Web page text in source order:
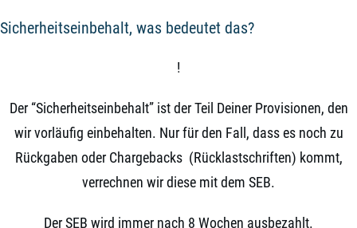
Sicherheitseinbehalt, was bedeutet das?
!
Der “Sicherheitseinbehalt” ist der Teil Deiner Provisionen, den
wir vorläufig einbehalten. Nur für den Fall, dass es noch zu
Rückgaben oder Chargebacks (Rücklastschriften) kommt,
verrechnen wir diese mit dem SEB.
Der SEB wird immer nach 8 Wochen ausbezahlt.